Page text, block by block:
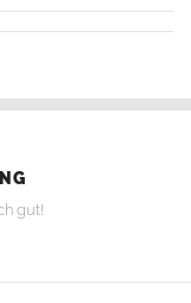
gut!